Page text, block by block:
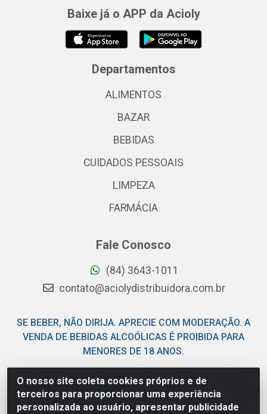
O nosso site coleta cookies próprios e de
terceiros para proporcionar uma experiência
personalizada ao usuário, apresentar publicidade
Baixe já o APP da Acioly
Departamentos
ALIMENTOS
BAZAR
BEBIDAS
CUIDADOS PESSOAIS
LIMPEZA
FARMÁCIA
Fale Conosco
(84) 3643-1011
contato@aciolydistribuidora.com.br
SE BEBER, NÃO DIRIJA. APRECIE COM MODERAÇÃO. A
VENDA DE BEBIDAS ALCOÓLICAS É PROIBIDA PARA
MENORES DE 18 ANOS.
Acioly Distribuidora - Av Piloto Pereira Tim - Parque de
Exposições - Parnamirim/RN - CEP 59146-480 - CNPJ